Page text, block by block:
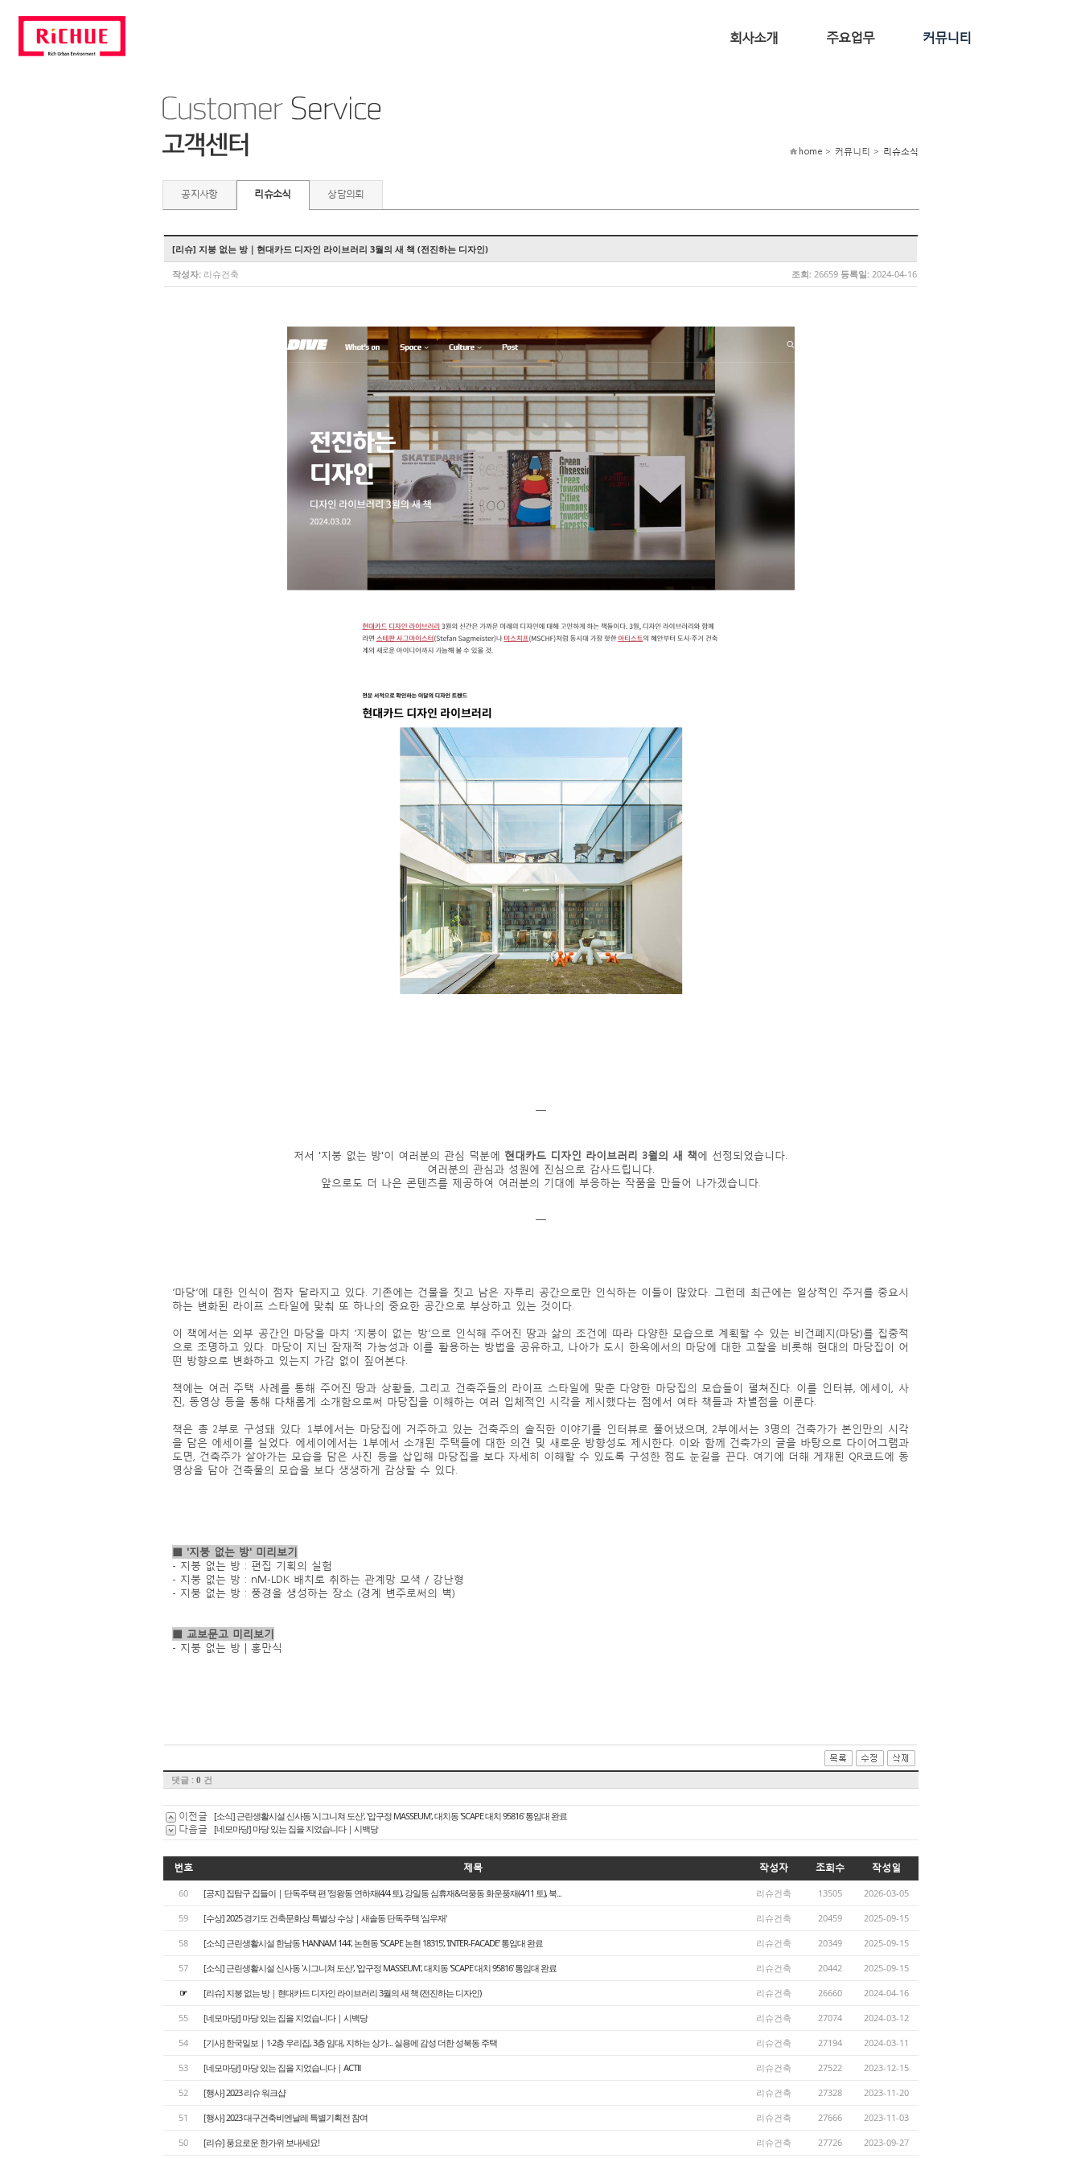
회사소개 주요업무 커뮤니티
공지사항 리슈소식 상담의뢰
home > 커뮤니티 > 리슈소식
[리슈] 지붕 없는 방｜현대카드 디자인 라이브러리 3월의 새 책 (전진하는 디자인)
작성자: 리슈건축 조회: 26659 등록일: 2024-04-16
￣
저서 '지붕 없는 방'이 여러분의 관심 덕분에 현대카드 디자인 라이브러리 3월의 새 책에 선정되었습니다.
여러분의 관심과 성원에 진심으로 감사드립니다.
앞으로도 더 나은 콘텐츠를 제공하여 여러분의 기대에 부응하는 작품을 만들어 나가겠습니다.
￣
‘마당’에 대한 인식이 점차 달라지고 있다. 기존에는 건물을 짓고 남은 자투리 공간으로만 인식하는 이들이 많았다. 그런데 최근에는 일상적인 주거를 중요시
하는 변화된 라이프 스타일에 맞춰 또 하나의 중요한 공간으로 부상하고 있는 것이다.
이 책에서는 외부 공간인 마당을 마치 ‘지붕이 없는 방’으로 인식해 주어진 땅과 삶의 조건에 따라 다양한 모습으로 계획할 수 있는 비건폐지(마당)를 집중적
으로 조명하고 있다. 마당이 지닌 잠재적 가능성과 이를 활용하는 방법을 공유하고, 나아가 도시 한옥에서의 마당에 대한 고찰을 비롯해 현대의 마당집이 어
떤 방향으로 변화하고 있는지 가감 없이 짚어본다.
책에는 여러 주택 사례를 통해 주어진 땅과 상황들, 그리고 건축주들의 라이프 스타일에 맞춘 다양한 마당집의 모습들이 펼쳐진다. 이를 인터뷰, 에세이, 사
진, 동영상 등을 통해 다채롭게 소개함으로써 마당집을 이해하는 여러 입체적인 시각을 제시했다는 점에서 여타 책들과 차별점을 이룬다.
책은 총 2부로 구성돼 있다. 1부에서는 마당집에 거주하고 있는 건축주의 솔직한 이야기를 인터뷰로 풀어냈으며, 2부에서는 3명의 건축가가 본인만의 시각
을 담은 에세이를 실었다. 에세이에서는 1부에서 소개된 주택들에 대한 의견 및 새로운 방향성도 제시한다. 이와 함께 건축가의 글을 바탕으로 다이어그램과
도면, 건축주가 살아가는 모습을 담은 사진 등을 삽입해 마당집을 보다 자세히 이해할 수 있도록 구성한 점도 눈길을 끈다. 여기에 더해 게재된 QR코드에 동
영상을 담아 건축물의 모습을 보다 생생하게 감상할 수 있다.
■ '지붕 없는 방' 미리보기
- 지붕 없는 방 : 편집 기획의 실험
​- 지붕 없는 방 : nM-LDK 배치로 취하는 관계망 모색 / 강난형
​- 지붕 없는 방 : 풍경을 생성하는 장소 (경계 변주로써의 벽)
■ 교보문고 미리보기
- 지붕 없는 방｜홍만식
댓글 : 0 건
이전글 [소식] 근린생활시설 신사동 '시그니쳐 도산', '압구정 MASSEUM', 대치동 'SCAPE 대치 95816' 통임대 완료
다음글 [네모마당] 마당 있는 집을 지었습니다｜시백당
번호 제목 작성자 조회수 작성일
60 [공지] 집탐구 집들이｜단독주택 편 '정왕동 연하재(4/4 토), 강일동 심휴재&덕풍동 화운풍재(4/11 토), 북... 리슈건축 13505 2026-03-05
59 [수상] 2025 경기도 건축문화상 특별상 수상｜새솔동 단독주택 '심우재' 리슈건축 20459 2025-09-15
58 [소식] 근린생활시설 한남동 'HANNAM 144', 논현동 'SCAPE 논현 18315', 'INTER-FACADE' 통임대 완료 리슈건축 20349 2025-09-15
57 [소식] 근린생활시설 신사동 '시그니쳐 도산', '압구정 MASSEUM', 대치동 'SCAPE 대치 95816' 통임대 완료 리슈건축 20442 2025-09-15
☞ [리슈] 지붕 없는 방｜현대카드 디자인 라이브러리 3월의 새 책 (전진하는 디자인) 리슈건축 26660 2024-04-16
55 [네모마당] 마당 있는 집을 지었습니다｜시백당 리슈건축 27074 2024-03-12
54 [기사] 한국일보｜1·2층 우리집, 3층 임대, 지하는 상가... 실용에 감성 더한 성북동 주택 리슈건축 27194 2024-03-11
53 [네모마당] 마당 있는 집을 지었습니다｜ACTⅡ 리슈건축 27522 2023-12-15
52 [행사] 2023 리슈 워크샵 리슈건축 27328 2023-11-20
51 [행사] 2023 대구건축비엔날레 특별기획전 참여 리슈건축 27666 2023-11-03
50 [리슈] 풍요로운 한가위 보내세요! 리슈건축 27726 2023-09-27